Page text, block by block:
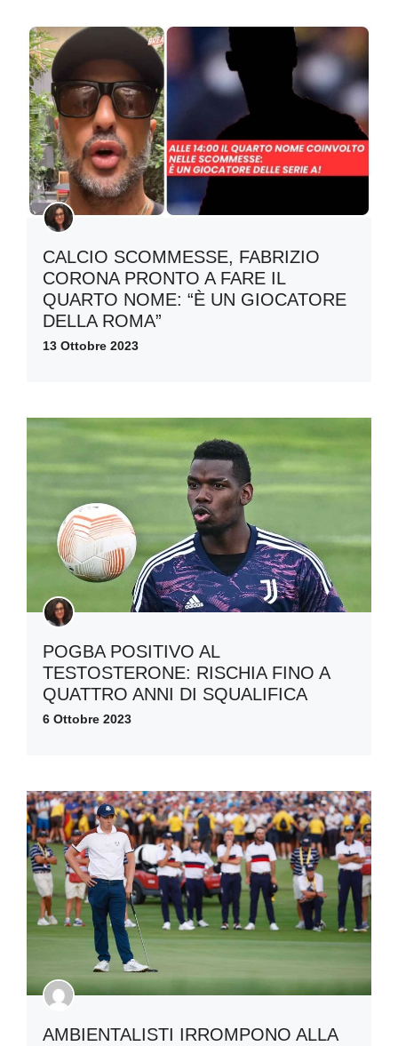
CALCIO SCOMMESSE, FABRIZIO
CORONA PRONTO A FARE IL
QUARTO NOME: “È UN GIOCATORE
DELLA ROMA”
13 Ottobre 2023
POGBA POSITIVO AL
TESTOSTERONE: RISCHIA FINO A
QUATTRO ANNI DI SQUALIFICA
6 Ottobre 2023
AMBIENTALISTI IRROMPONO ALLA